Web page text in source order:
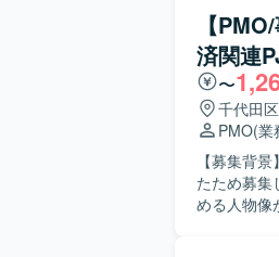
立案を行
ーを行いな
PJ推進の
ではなく、
や社内各
チするポジションです。 【ポジションの
じて、業
複数のス
ネス理解とプ
システムお
【
済関連
〜
千代田
PMO(業
【募集背
たため募集
める人物像が明確な